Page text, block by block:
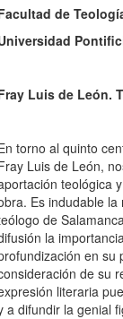
de
Luis de León.
torno al quinto
Luis de León,
teológica
Es indudable
de
la
en su
de su
literaria
a difundir la genial